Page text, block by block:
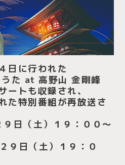
日に行われた
うた at 高野山 金剛峰
トも収録され、
た特別番組が再放送さ
日（土）１９：００〜
日（土）１９：０